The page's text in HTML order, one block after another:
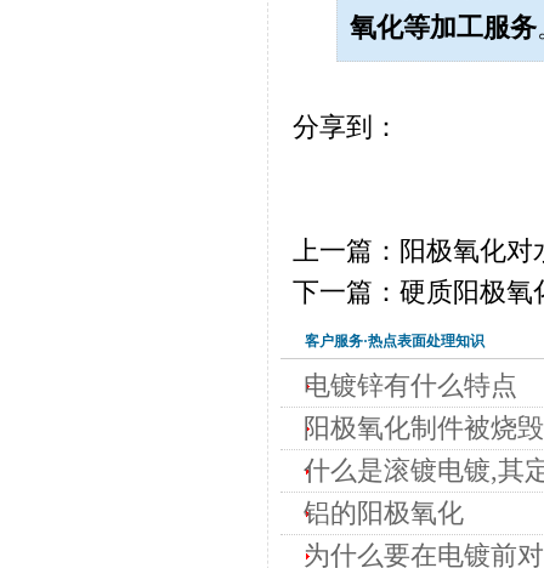
氧化等加工服务
分享到：
上一篇：阳极氧化
下一篇：硬质阳极氧
客户服务·热点表面处理知识
电镀锌有什么特点
阳极氧化制件被烧
什么是滚镀电镀,其
铝的阳极氧化
为什么要在电镀前